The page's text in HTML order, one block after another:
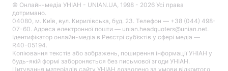
© Онлайн-медіа УНІАН - UNIAN.UA, 1998 - 2026 Усі права
дотримано.
04080, м. Київ, вул. Кирилівська, буд. 23. Телефон — +38 (044) 498-
07-60. Адреса електронної пошти — unian.headquoters@unian.net.
Ідентифікатор онлайн-медіа в Реєстрі суб’єктів у сфері медіа —
R40-05194.
Копіювання текстів або зображень, поширення інформації УНІАН у
будь-якій формі забороняється без письмової згоди УНІАН.
Цитування матеріалів сайту УНІАН дозволено за умови відкритого